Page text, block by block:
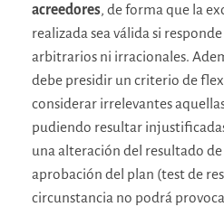
acreedores, de forma que la
realizada sea válida si
arbitrarios ni irracionales.
debe presidir un criterio de
considerar irrelevantes
pudiendo resultar
una alteración del resultado
aprobación del plan (test de
circunstancia no podrá